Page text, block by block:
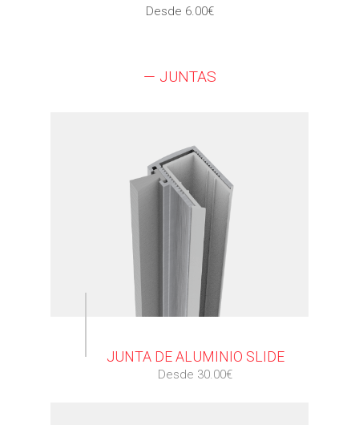
Desde 6.00€
— JUNTAS
JUNTA DE ALUMINIO SLIDE
Desde 30.00€